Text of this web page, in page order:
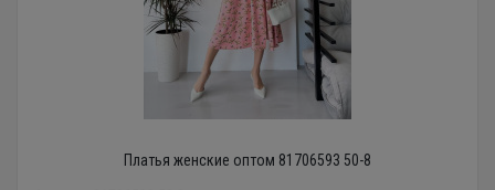
Платья женские оптом 81706593 50-8